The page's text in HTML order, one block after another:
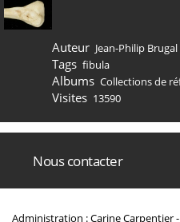
Auteur Jean-Philip Brugal
Tags fibula
Albums Collections de
Visites 13590
Nous contacter
Administration : Carine Carpentier -